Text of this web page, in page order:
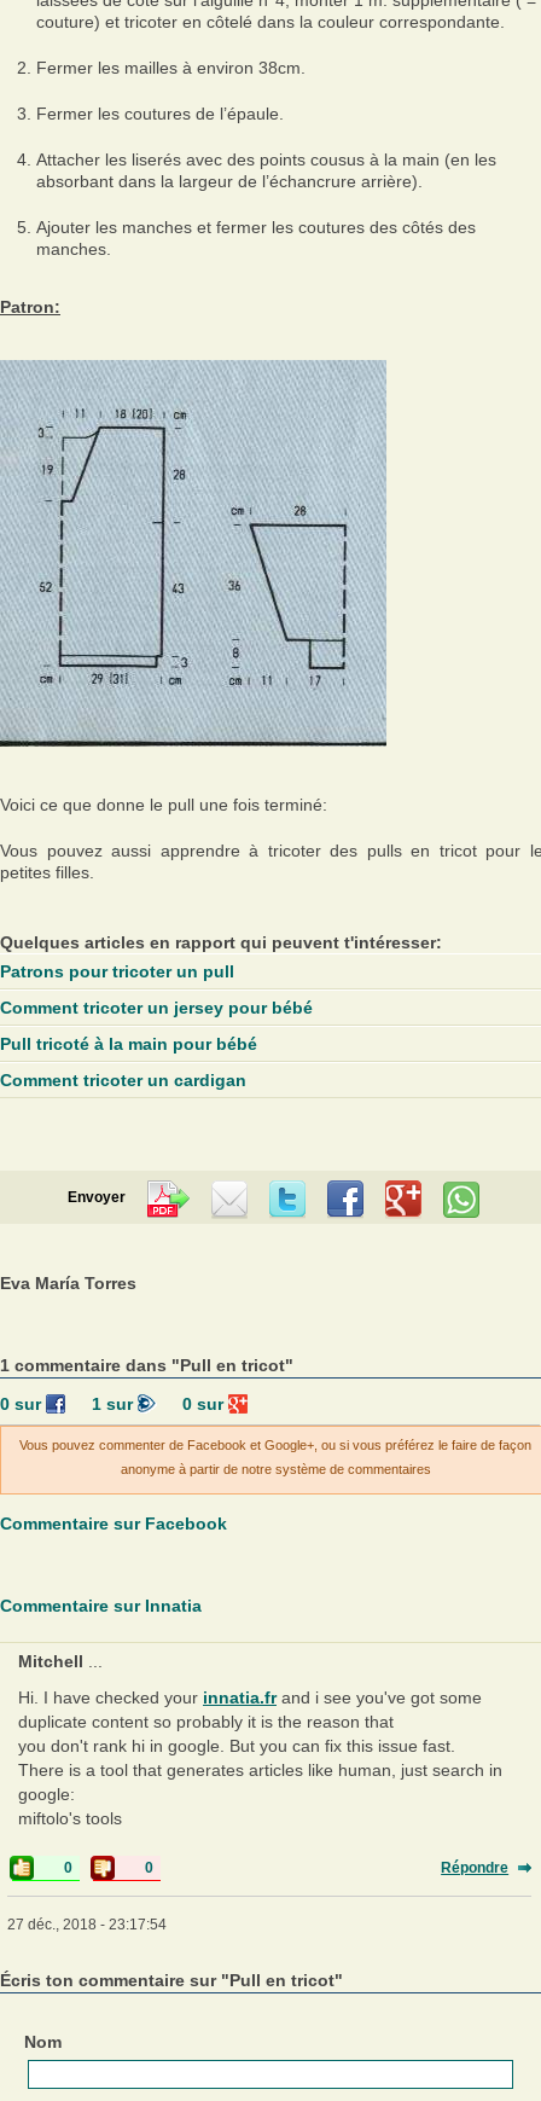
couture) et tricoter en côtelé dans la couleur correspondante.
Fermer les mailles à environ 38cm.
Fermer les coutures de l’épaule.
Attacher les liserés avec des points cousus à la main (en les
absorbant dans la largeur de l’échancrure arrière).
Ajouter les manches et fermer les coutures des côtés des
manches.
Patron:
Voici ce que donne le pull une fois terminé:
Vous pouvez aussi apprendre à tricoter des pulls en tricot pour
petites filles.
Quelques articles en rapport qui peuvent t'intéresser:
Patrons pour tricoter un pull
Comment tricoter un jersey pour bébé
Pull tricoté à la main pour bébé
Comment tricoter un cardigan
Envoyer
Eva María Torres
1 commentaire dans "Pull en tricot"
0sur 1sur 0 sur
Vous pouvez commenter de Facebook et Google+, ou si vous préférez le faire de façon
anonyme à partir de notre système de commentaires
Commentaire sur Facebook
Commentaire sur Innatia
Mitchell
Hi. I have checked your innatia.frand i see you've got some
duplicate content so probably it is the reason that
you don't rank hi in google. But you can fix this issue fast.
There is a tool that generates articles like human, just search in
google:
miftolo's tools
0 0 Répondre
27 déc., 2018 - 23:17:54
Écris ton commentaire sur "Pull en tricot"
Nom